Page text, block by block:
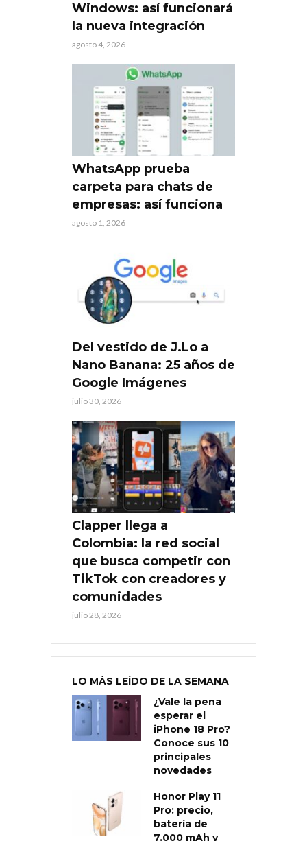
Windows: así funcionará
la nueva integración
agosto 4, 2026
WhatsApp prueba
carpeta para chats de
empresas: así funciona
agosto 1, 2026
Del vestido de J.Lo a
Nano Banana: 25 años de
Google Imágenes
julio 30, 2026
Clapper llega a
Colombia: la red social
que busca competir con
TikTok con creadores y
comunidades
julio 28, 2026
LO MÁS LEÍDO DE LA SEMANA
¿Vale la pena
esperar el
iPhone 18 Pro?
Conoce sus 10
principales
novedades
Honor Play 11
Pro: precio,
batería de
7.000 mAh y